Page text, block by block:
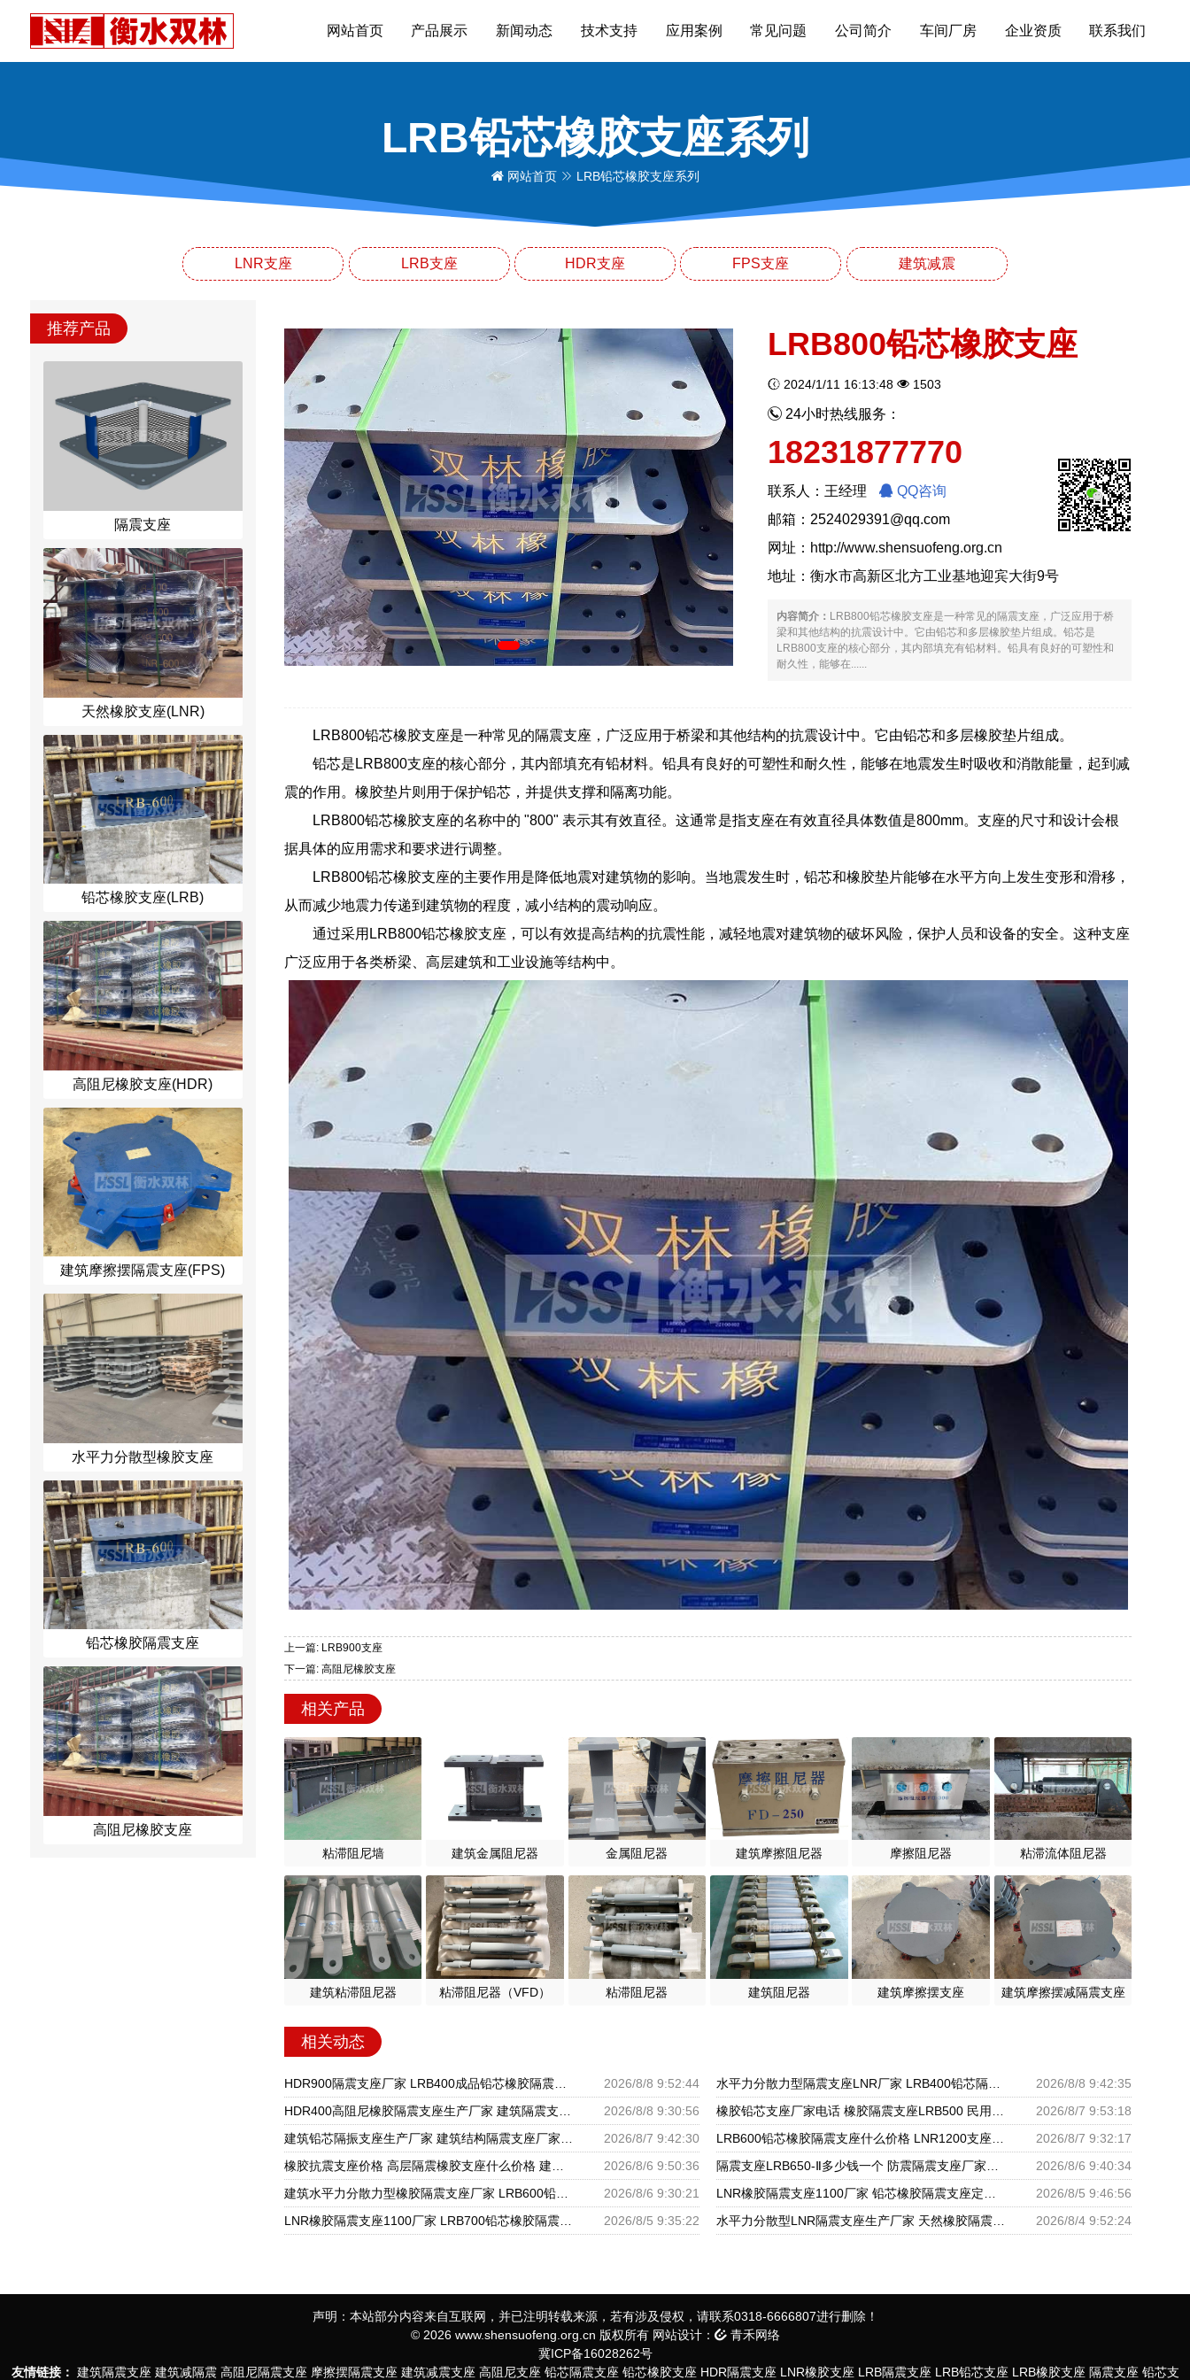
网站首页 产品展示 新闻动态 技术支持 应用案例 常见问题 公司简介 车间厂房 企业资质 联系我们
LRB铅芯橡胶支座系列
网站首页 LRB铅芯橡胶支座系列
LNR支座 LRB支座 HDR支座 FPS支座 建筑减震
推荐产品
隔震支座
天然橡胶支座(LNR)
铅芯橡胶支座(LRB)
高阻尼橡胶支座(HDR)
建筑摩擦摆隔震支座(FPS)
水平力分散型橡胶支座
铅芯橡胶隔震支座
高阻尼橡胶支座
LRB800铅芯橡胶支座
2024/1/11 16:13:48 1503
24小时热线服务：
18231877770
联系人：王经理
QQ咨询
邮箱：2524029391@qq.com
网址： http://www.shensuofeng.org.cn
地址：衡水市高新区北方工业基地迎宾大街9号
内容简介： LRB800铅芯橡胶支座是一种常见的隔震支座，广泛应用于桥
梁和其他结构的抗震设计中。它由铅芯和多层橡胶垫片组成。铅芯是
LRB800支座的核心部分，其内部填充有铅材料。铅具有良好的可塑性和
耐久性，能够在......
LRB800铅芯橡胶支座是一种常见的隔震支座，广泛应用于桥梁和其他结构的抗震设计中。它由铅芯和多层橡胶垫片组成。
铅芯是LRB800支座的核心部分，其内部填充有铅材料。铅具有良好的可塑性和耐久性，能够在地震发生时吸收和消散能量，起到减
震的作用。橡胶垫片则用于保护铅芯，并提供支撑和隔离功能。
LRB800铅芯橡胶支座的名称中的 "800" 表示其有效直径。这通常是指支座在有效直径具体数值是800mm。支座的尺寸和设计会根
据具体的应用需求和要求进行调整。
LRB800铅芯橡胶支座的主要作用是降低地震对建筑物的影响。当地震发生时，铅芯和橡胶垫片能够在水平方向上发生变形和滑移，
从而减少地震力传递到建筑物的程度，减小结构的震动响应。
通过采用LRB800铅芯橡胶支座，可以有效提高结构的抗震性能，减轻地震对建筑物的破坏风险，保护人员和设备的安全。这种支座
广泛应用于各类桥梁、高层建筑和工业设施等结构中。
上一篇: LRB900支座
下一篇: 高阻尼橡胶支座
相关产品
粘滞阻尼墙 建筑金属阻尼器 金属阻尼器 建筑摩擦阻尼器 摩擦阻尼器 粘滞流体阻尼器
建筑粘滞阻尼器 粘滞阻尼器（VFD） 粘滞阻尼器 建筑阻尼器 建筑摩擦摆支座 建筑摩擦摆减隔震支座
相关动态
HDR900隔震支座厂家 LRB400成品铅芯橡胶隔震支座生产厂家 建筑高承载力耗能隔震支座生产厂家 2026/8/8 9:52:44
2026/8/8 9:42:35
2026/8/8 9:30:56
2026/8/7 9:53:18
2026/8/7 9:42:30
2026/8/7 9:32:17
2026/8/6 9:50:36
2026/8/6 9:40:34
建筑水平力分散力型橡胶隔震支座厂家 LRB600铅芯橡胶隔震支座什么价格 建筑抗震橡胶支座
2026/8/6 9:30:21
2026/8/5 9:46:56
LNR橡胶隔震支座1100厂家 LRB700铅芯橡胶隔震支座 隔震支座III型厂家
2026/8/5 9:35:22 2026/8/4 9:52:24
声明：本站部分内容来自互联网，并已注明转载来源，若有涉及侵权，请联系0318-6666807进行删除！
© 2026 www.shensuofeng.org.cn 版权所有 网站设计：
青禾网络
冀ICP备16028262号
友情链接： 建筑隔震支座 建筑减隔震 高阻尼隔震支座 摩擦摆隔震支座 建筑减震支座 高阻尼支座 铅芯隔震支座 铅芯橡胶支座 HDR隔震支座 LNR橡胶支座 LRB隔震支座 LRB铅芯支座 LRB橡胶支座 隔震支座 铅芯支